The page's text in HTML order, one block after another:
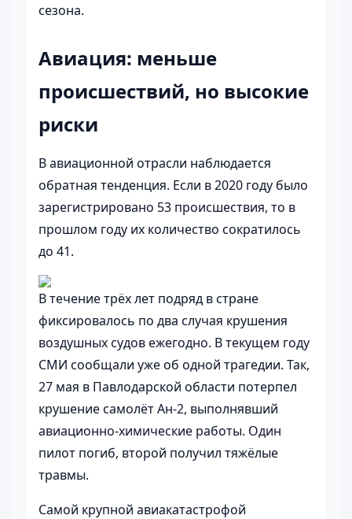
сезона.
Авиация: меньше
происшествий, но высокие
риски
В авиационной отрасли наблюдается
обратная тенденция. Если в 2020 году было
зарегистрировано 53 происшествия, то в
прошлом году их количество сократилось
до 41.
В течение трёх лет подряд в стране
фиксировалось по два случая крушения
воздушных судов ежегодно. В текущем году
СМИ сообщали уже об одной трагедии. Так,
27 мая в Павлодарской области потерпел
крушение самолёт Ан-2, выполнявший
авиационно-химические работы. Один
пилот погиб, второй получил тяжёлые
травмы.
Самой крупной авиакатастрофой